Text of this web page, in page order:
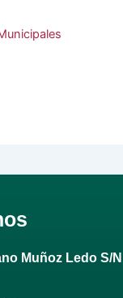
Muñoz Ledo S/N